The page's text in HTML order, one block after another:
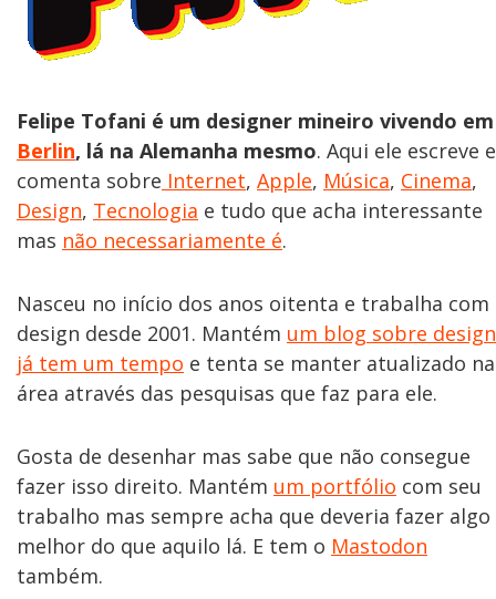
Felipe Tofani é um designer mineiro vivendo em
Berlin, lá na Alemanha mesmo. Aqui ele escreve e
comenta sobre Internet, Apple, Música, Cinema,
Design, Tecnologia e tudo que acha interessante
mas não necessariamente é.
Nasceu no início dos anos oitenta e trabalha com
design desde 2001. Mantém um blog sobre design
já tem um tempo e tenta se manter atualizado na
área através das pesquisas que faz para ele.
Gosta de desenhar mas sabe que não consegue
fazer isso direito. Mantém um portfólio com seu
trabalho mas sempre acha que deveria fazer algo
melhor do que aquilo lá. E tem o Mastodon
também.